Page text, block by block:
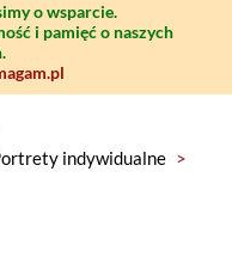
o wsparcie.
i pamięć o naszych
indywidualne >